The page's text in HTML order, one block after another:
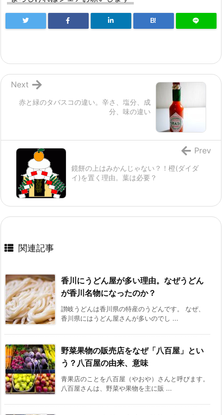
B!
赤と緑のタバスコの違い。辛さ、塩分、成
分、味の違い
Next
鏡餅の上はみかんじゃない？！橙(ダイダ
イ)を置く理由。葉は必要？
Prev
関連記事
香川にうどん屋が多い理由。なぜうどん
が香川名物になったのか？
讃岐うどんは香川県の特産のうどんです。 なぜ、
香川県にはうどん屋さんが多いのでし ...
野菜果物の販売店をなぜ「八百屋」とい
う？八百屋の由来、意味
青果店のことを八百屋（やおや）さんと呼びます。
八百屋さんは、野菜や果物を主に販 ...